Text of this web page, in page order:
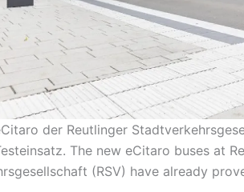
der Reutlinger
The new eCitaro buses at
(RSV) have already